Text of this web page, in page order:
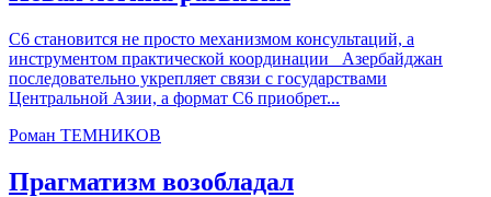
С6 становится не просто механизмом консультаций, а
инструментом практической координации Азербайджан
последовательно укрепляет связи с государствами
Центральной Азии, а формат С6 приобрет...
Роман ТЕМНИКОВ
Прагматизм возобладал